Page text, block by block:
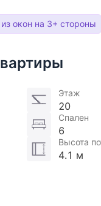
окон на 3+ стороны
Этаж
20
Спален
6
Высота
4.1 м